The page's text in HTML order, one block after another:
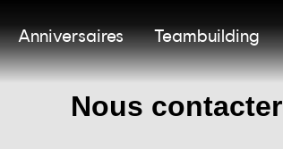
Anniversaires Teambuilding
Nous contacter